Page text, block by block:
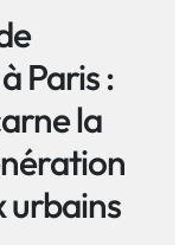
Paris :
la
urbains